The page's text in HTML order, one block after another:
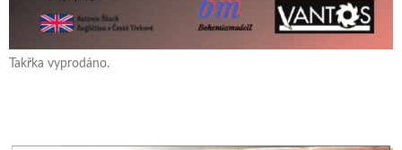
Takřka vyprodáno.